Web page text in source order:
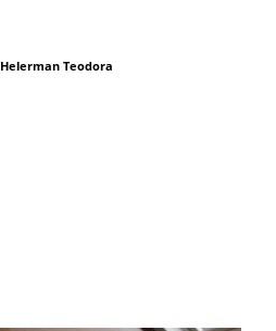
Helerman Teodora